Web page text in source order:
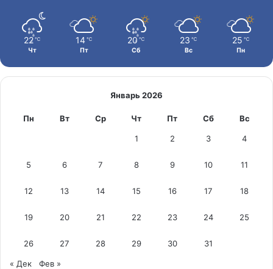
22 ℃
Чт
14 ℃
Пт
20 ℃
Сб
23 ℃
Вс
25 ℃
Пн
Январь 2026
Пн Вт Ср Чт Пт Сб Вс
1 2 3 4
5 6 7 8 9 10 11
12 13 14 15 16 17 18
19 20 21 22 23 24 25
26 27 28 29 30 31
« Дек Фев »